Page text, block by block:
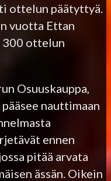
ottelun päätyttyä.
vuotta Ettan
300 ottelun
Osuuskauppa,
nauttimaan
ennen
pitää arvata
ässän. Oikein